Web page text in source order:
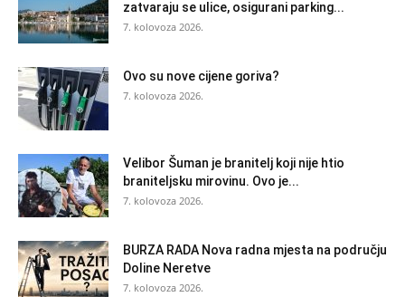
zatvaraju se ulice, osigurani parking...
7. kolovoza 2026.
Ovo su nove cijene goriva?
7. kolovoza 2026.
Velibor Šuman je branitelj koji nije htio
braniteljsku mirovinu. Ovo je...
7. kolovoza 2026.
BURZA RADA Nova radna mjesta na području
Doline Neretve
7. kolovoza 2026.